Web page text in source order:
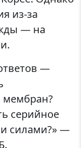
из-за
— на
—
мембран?
серийное
силами?» —